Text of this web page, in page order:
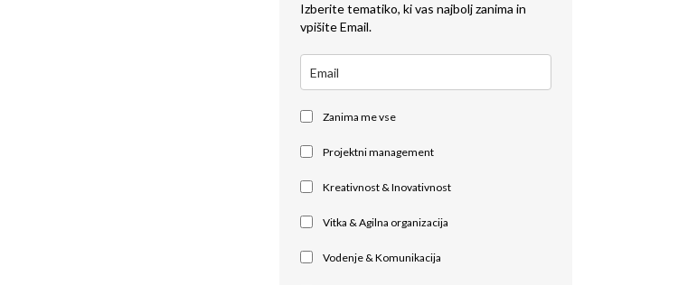
Izberite tematiko, ki vas najbolj zanima in
vpišite Email.
Zanima me vse
Projektni management
Kreativnost & Inovativnost
Vitka & Agilna organizacija
Vodenje & Komunikacija